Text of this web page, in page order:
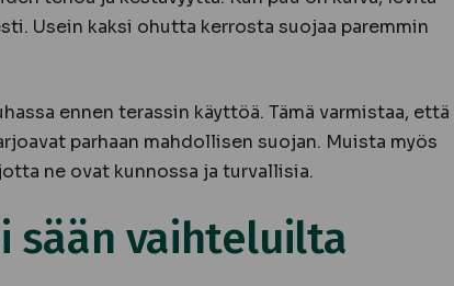
Usein kaksi ohutta kerrosta suojaa paremmin
ennen terassin käyttöä. Tämä varmistaa, että
parhaan mahdollisen suojan. Muista myös
ne ovat kunnossa ja turvallisia.
sään vaihteluilta